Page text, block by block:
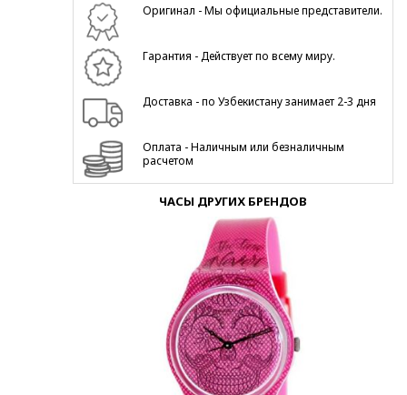
Оригинал - Мы официальные представители.
Гарантия - Действует по всему миру.
Доставка - по Узбекистану занимает 2-3 дня
Оплата - Наличным или безналичным
расчетом
ЧАСЫ ДРУГИХ БРЕНДОВ